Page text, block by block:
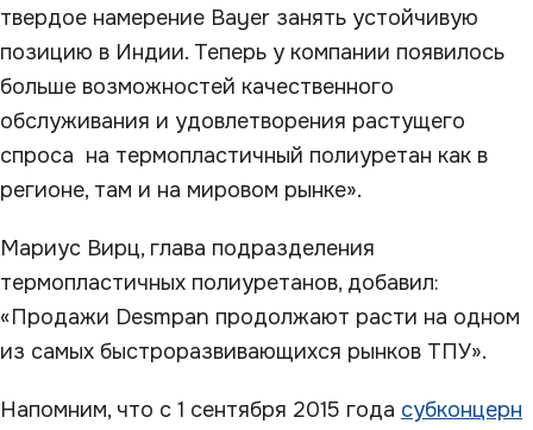
твердое намерение Bayer занять устойчивую
позицию в Индии. Теперь у компании появилось
больше возможностей качественного
обслуживания и удовлетворения растущего
спроса на термопластичный полиуретан как в
регионе, там и на мировом рынке».
Мариус Вирц, глава подразделения
термопластичных полиуретанов, добавил:
«Продажи Desmpan продолжают расти на одном
из самых быстроразвивающихся рынков ТПУ».
Напомним, что с 1 сентября 2015 года субконцерн